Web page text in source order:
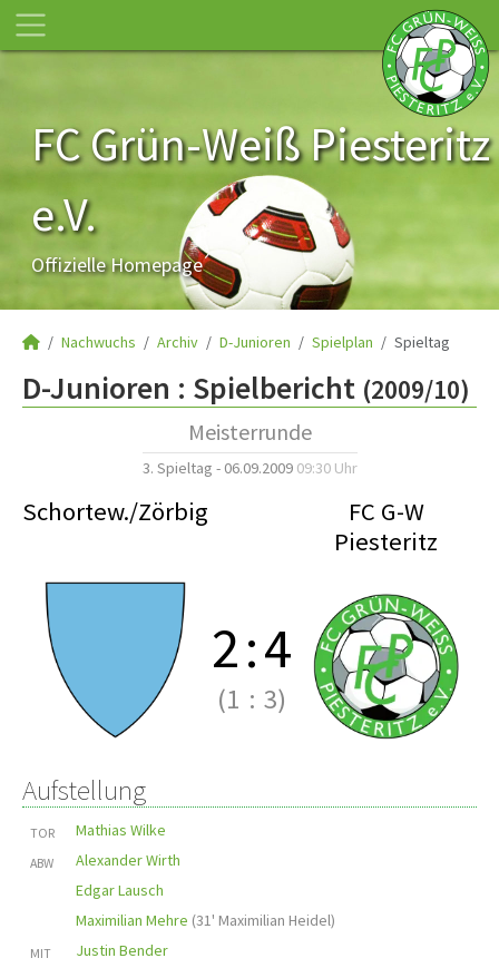
FC Grün-Weiß Piesteritz
e.V.
Offizielle Homepage
Nachwuchs Archiv D-Junioren Spielplan Spieltag
D-Junioren : Spielbericht (2009/10)
Meisterrunde
3. Spieltag - 06.09.2009 09:30 Uhr
Schortew./Zörbig
FC G-W
Piesteritz
2:4
(1 : 3)
Aufstellung
TOR Mathias Wilke
ABW
Alexander Wirth
Edgar Lausch
Maximilian Mehre (31' Maximilian Heidel)
MIT
Justin Bender